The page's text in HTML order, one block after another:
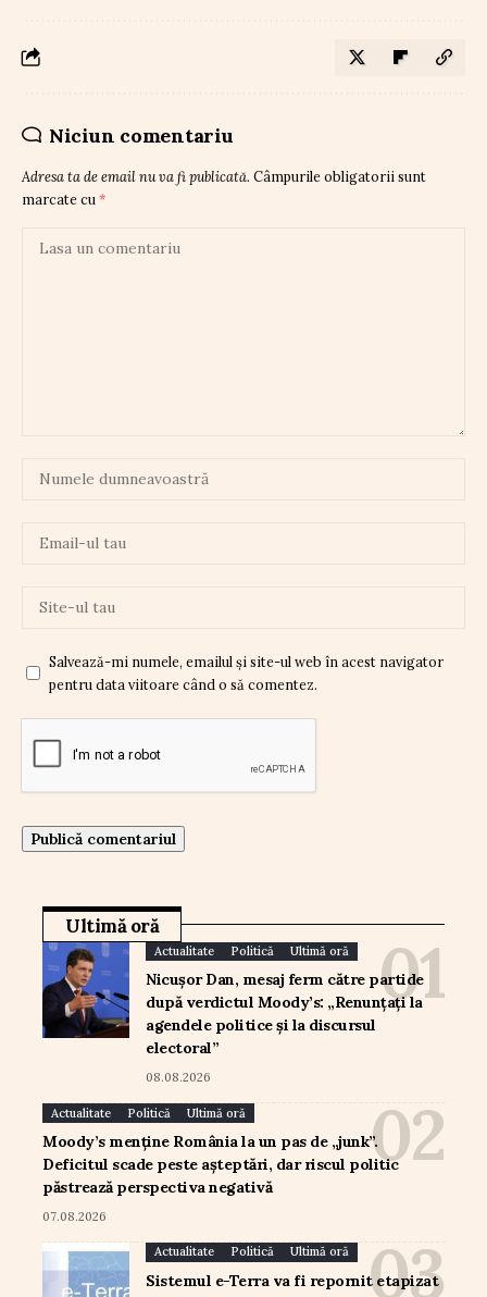
Niciun comentariu
Adresa ta de email nu va fi publicată. Câmpurile obligatorii sunt
marcate cu *
Salvează-mi numele, emailul și site-ul web în acest navigator
pentru data viitoare când o să comentez.
Ultimă oră
Actualitate Politică Ultimă oră
Nicușor Dan, mesaj ferm către partide
după verdictul Moody’s: „Renunțați la
agendele politice și la discursul
electoral”
08.08.2026
Actualitate Politică Ultimă oră
Moody’s menține România la un pas de „junk”.
Deficitul scade peste așteptări, dar riscul politic
păstrează perspectiva negativă
07.08.2026
Actualitate Politică Ultimă oră
Sistemul e-Terra va fi repornit etapizat